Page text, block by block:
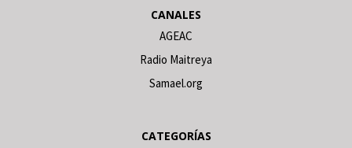
CANALES
AGEAC
Radio Maitreya
Samael.org
CATEGORÍAS